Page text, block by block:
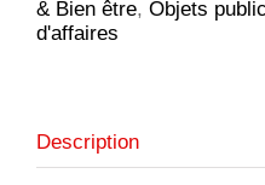
& Bien être, Objets
d'affaires
Description